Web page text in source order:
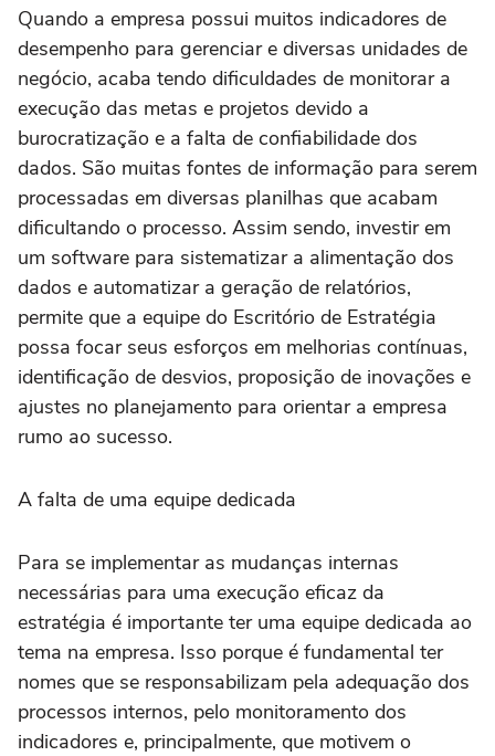
Quando a empresa possui muitos indicadores de
desempenho para gerenciar e diversas unidades de
negócio, acaba tendo dificuldades de monitorar a
execução das metas e projetos devido a
burocratização e a falta de confiabilidade dos
dados. São muitas fontes de informação para serem
processadas em diversas planilhas que acabam
dificultando o processo. Assim sendo, investir em
um software para sistematizar a alimentação dos
dados e automatizar a geração de relatórios,
permite que a equipe do Escritório de Estratégia
possa focar seus esforços em melhorias contínuas,
identificação de desvios, proposição de inovações e
ajustes no planejamento para orientar a empresa
rumo ao sucesso.
A falta de uma equipe dedicada
Para se implementar as mudanças internas
necessárias para uma execução eficaz da
estratégia é importante ter uma equipe dedicada ao
tema na empresa. Isso porque é fundamental ter
nomes que se responsabilizam pela adequação dos
processos internos, pelo monitoramento dos
indicadores e, principalmente, que motivem o